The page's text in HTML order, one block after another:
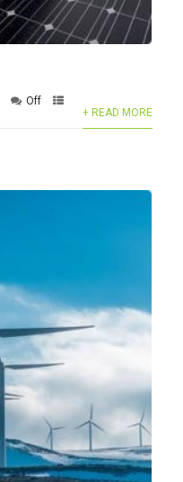
Off
+ READ MORE